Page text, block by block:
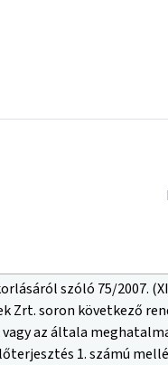
szóló 75/2007.
Zrt. soron következő
az általa
1. számú